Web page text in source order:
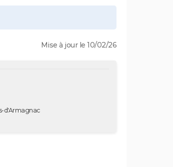
Mise à jour le 10/02/26
d'Armagnac